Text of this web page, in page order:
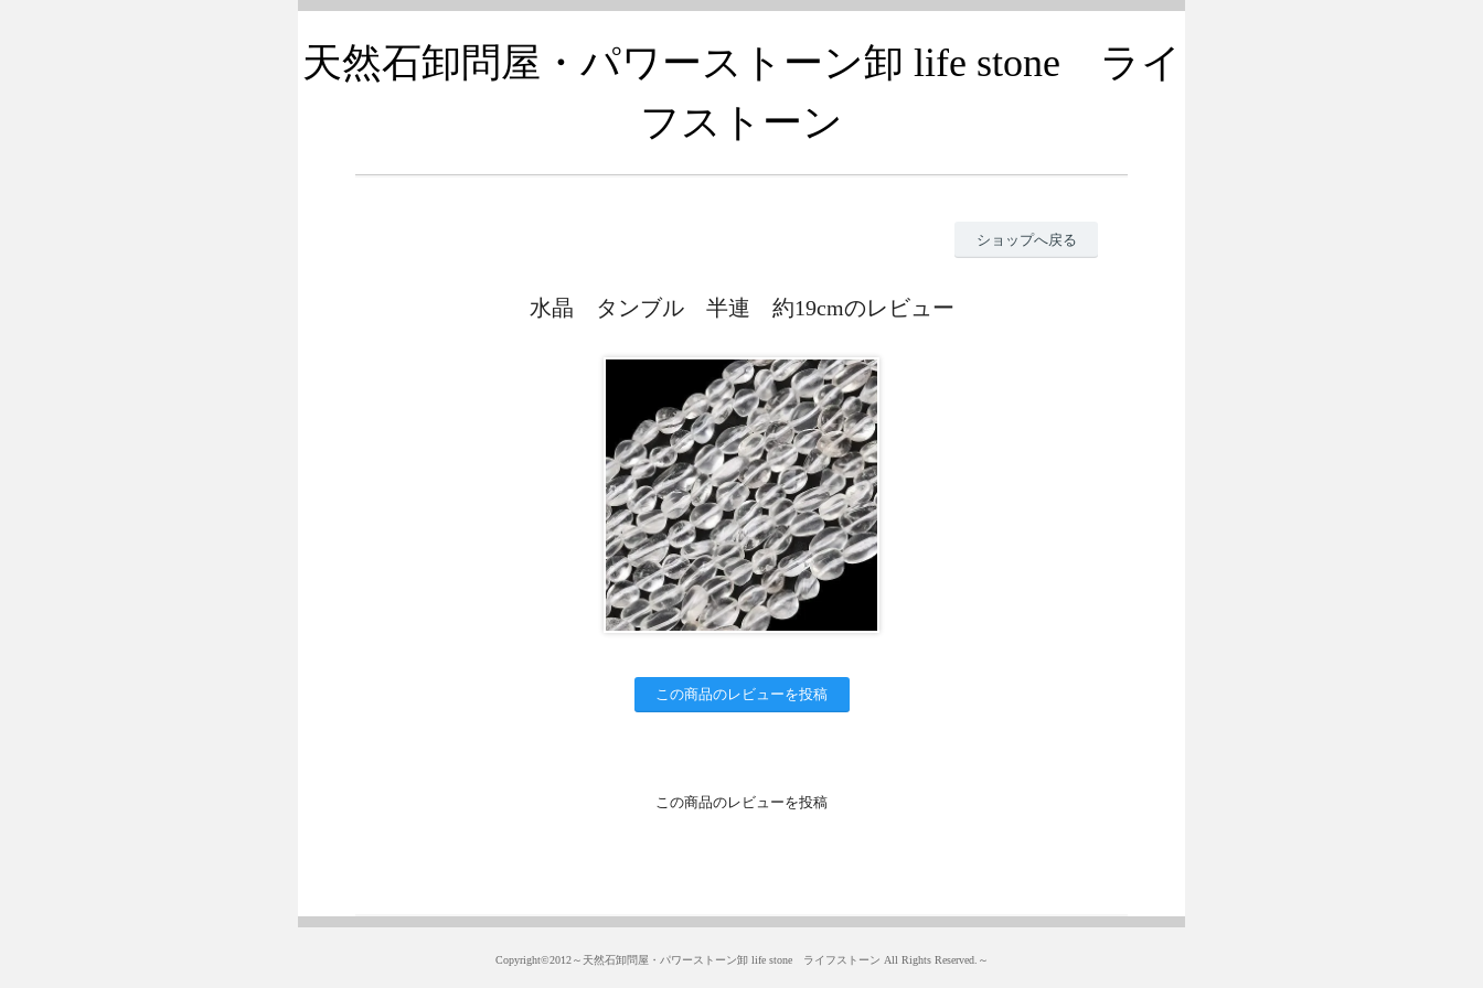
天然石卸問屋・パワーストーン卸 life stone ライ
フストーン
ショップへ戻る
水晶 タンブル 半連 約19cmのレビュー
この商品のレビューを投稿
この商品のレビューを投稿
Copyright©2012～天然石卸問屋・パワーストーン卸 life stone ライフストーン All Rights Reserved.～